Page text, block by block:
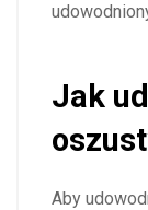
Jak
Aby